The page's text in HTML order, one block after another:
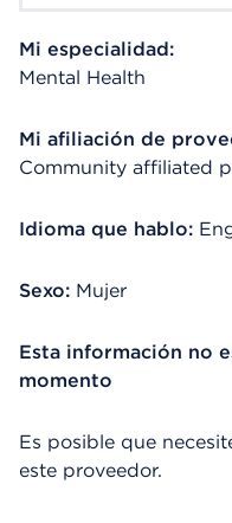
Mi especialidad:
Mental Health
Mi afiliación de
Community affiliated
Idioma que hablo:
Sexo: Mujer
Esta información no
momento
Es posible que
este proveedor.